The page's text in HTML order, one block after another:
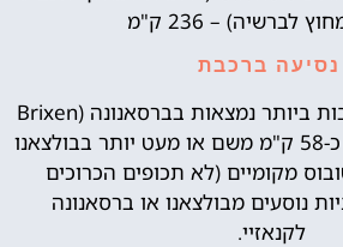
לברשיה) – 236 ק"מ
נסיעה ברכבת
תחנות הרכבת הקרובות ביותר נמצאות בברסאנונה (Brixen
בגרמנית) במרחק של כ-58 ק"מ משם או מעט יותר בבולצאנו
מקומיים (לא תכופים הכרוכים
נוסעים מבולצאנו או ברסאנונה
לקנאזיי.